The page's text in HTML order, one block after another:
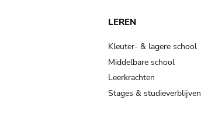
LEREN
Kleuter- & lagere school
Middelbare school
Leerkrachten
Stages & studieverblijven